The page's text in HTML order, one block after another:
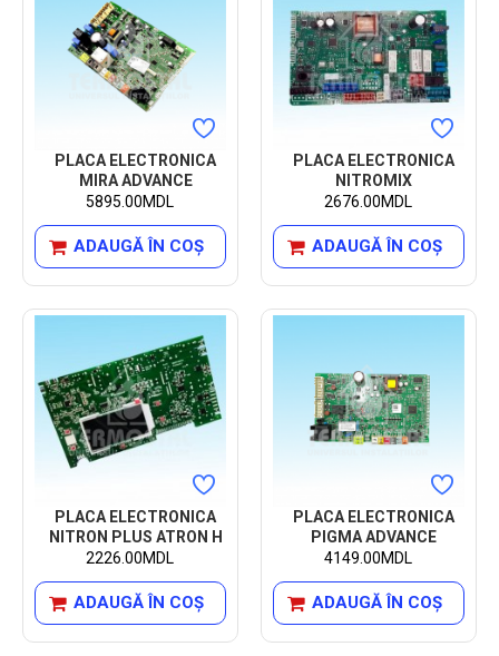
PLACA ELECTRONICA
MIRA ADVANCE
5895.00MDL
ADAUGĂ ÎN COŞ
PLACA ELECTRONICA
NITROMIX
2676.00MDL
ADAUGĂ ÎN COŞ
PLACA ELECTRONICA
NITRON PLUS ATRON H
2226.00MDL
ADAUGĂ ÎN COŞ
PLACA ELECTRONICA
PIGMA ADVANCE
4149.00MDL
ADAUGĂ ÎN COŞ